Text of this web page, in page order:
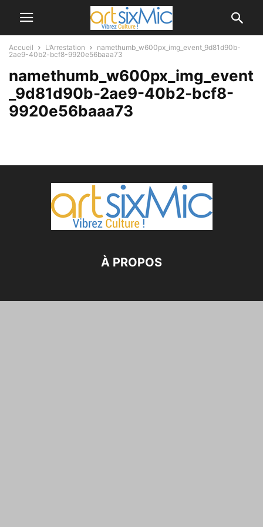
Accueil L’Arrestation
namethumb_w600px_img_event_9d81d90b-
2ae9-40b2-bcf8-9920e56baaa73
namethumb_w600px_img_event
_9d81d90b-2ae9-40b2-bcf8-
9920e56baaa73
À PROPOS